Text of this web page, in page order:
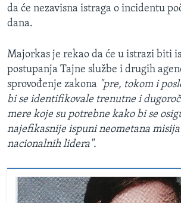
da će nezavisna istraga o incidentu
dana.
Majorkas je rekao da će u istrazi biti
postupanja Tajne službe i drugih
sprovođenje zakona "pre, tokom i
bi se identifikovale trenutne i
mere koje su potrebne kako bi se
najefikasnije ispuni neometana
nacionalnih lidera".